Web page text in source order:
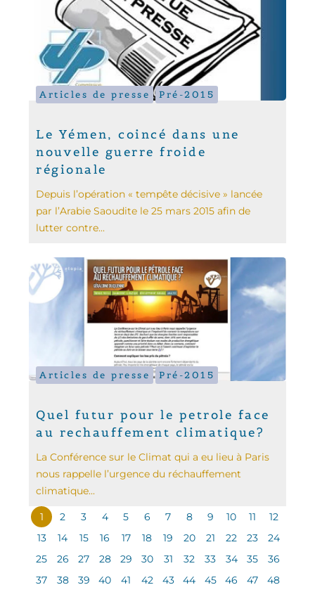
Articles de presse Pré-2015
Le Yémen, coincé dans une
nouvelle guerre froide
régionale
Depuis l’opération « tempête décisive » lancée
par l’Arabie Saoudite le 25 mars 2015 afin de
lutter contre...
Articles de presse Pré-2015
Quel futur pour le petrole face
au rechauffement climatique?
La Conférence sur le Climat qui a eu lieu à Paris
nous rappelle l’urgence du réchauffement
climatique...
1 2 3 4 5 6 7 8 9 10 11
12
13
14 15 16 17 18 19 20 21 22 23
24
25
26 27 28 29 30 31 32 33 34 35
36
37
38 39 40 41 42 43 44 45 46 47
48